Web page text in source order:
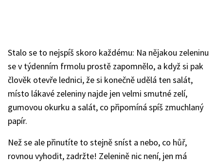
Stalo se to nejspíš skoro každému: Na nějakou zeleninu
se v týdenním frmolu prostě zapomnělo, a když si pak
člověk otevře lednici, že si konečně udělá ten salát,
místo lákavé zeleniny najde jen velmi smutné zelí,
gumovou okurku a salát, co připomíná spíš zmuchlaný
papír.
Než se ale přinutíte to stejně sníst a nebo, co hůř,
rovnou vyhodit, zadržte! Zelenině nic není, jen má